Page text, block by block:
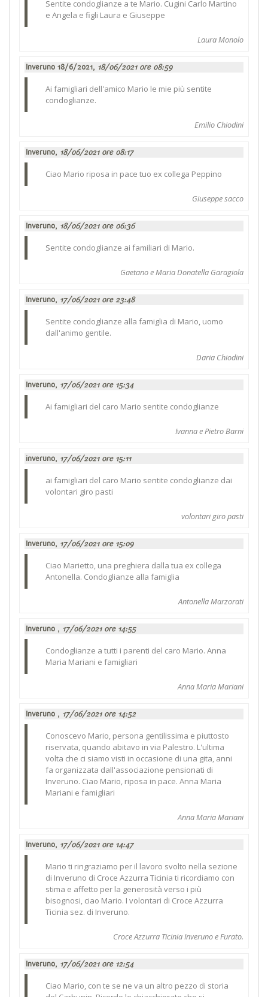
Sentite condoglianze a te Mario. Cugini Carlo Martino
e Angela e figli Laura e Giuseppe
Laura Monolo
Inveruno 18/6/2021, 18/06/2021 ore 08:59
Ai famigliari dell'amico Mario le mie più sentite
condoglianze.
Emilio Chiodini
Inveruno, 18/06/2021 ore 08:17
Ciao Mario riposa in pace tuo ex collega Peppino
Giuseppe sacco
Inveruno, 18/06/2021 ore 06:36
Sentite condoglianze ai familiari di Mario.
Gaetano e Maria Donatella Garagiola
Inveruno, 17/06/2021 ore 23:48
Sentite condoglianze alla famiglia di Mario, uomo
dall'animo gentile.
Daria Chiodini
Inveruno, 17/06/2021 ore 15:34
Ai famigliari del caro Mario sentite condoglianze
Ivanna e Pietro Barni
inveruno, 17/06/2021 ore 15:11
ai famigliari del caro Mario sentite condoglianze dai
volontari giro pasti
volontari giro pasti
Inveruno, 17/06/2021 ore 15:09
Ciao Marietto, una preghiera dalla tua ex collega
Antonella. Condoglianze alla famiglia
Antonella Marzorati
Inveruno , 17/06/2021 ore 14:55
Condoglianze a tutti i parenti del caro Mario. Anna
Maria Mariani e famigliari
Anna Maria Mariani
Inveruno , 17/06/2021 ore 14:52
Conoscevo Mario, persona gentilissima e piuttosto
riservata, quando abitavo in via Palestro. L'ultima
volta che ci siamo visti in occasione di una gita, anni
fa organizzata dall'associazione pensionati di
Inveruno. Ciao Mario, riposa in pace. Anna Maria
Mariani e famigliari
Anna Maria Mariani
Inveruno, 17/06/2021 ore 14:47
Mario ti ringraziamo per il lavoro svolto nella sezione
di Inveruno di Croce Azzurra Ticinia ti ricordiamo con
stima e affetto per la generosità verso i più
bisognosi, ciao Mario. I volontari di Croce Azzurra
Ticinia sez. di Inveruno.
Croce Azzurra Ticinia Inveruno e Furato.
Inveruno, 17/06/2021 ore 12:54
Ciao Mario, con te se ne va un altro pezzo di storia